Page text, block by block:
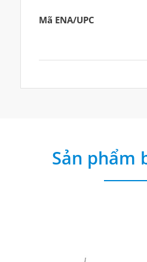
Mã ENA/UPC
Sản phẩm